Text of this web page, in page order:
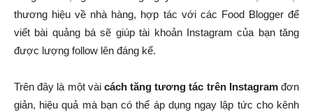
thương hiệu về nhà hàng, hợp tác với các Food Blogger để
viết bài quảng bá sẽ giúp tài khoản Instagram của bạn tăng
được lượng follow lên đáng kể.
Trên đây là một vài cách tăng tương tác trên Instagramđơn
giản, hiệu quả mà bạn có thể áp dụng ngay lập tức cho kênh